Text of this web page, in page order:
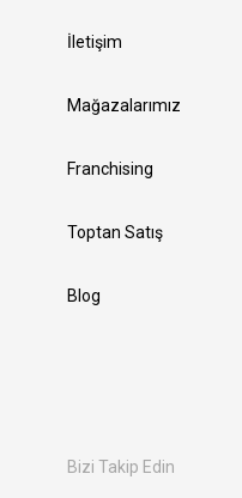
İletişim
Mağazalarımız
Franchising
Toptan Satış
Blog
Bizi Takip Edin